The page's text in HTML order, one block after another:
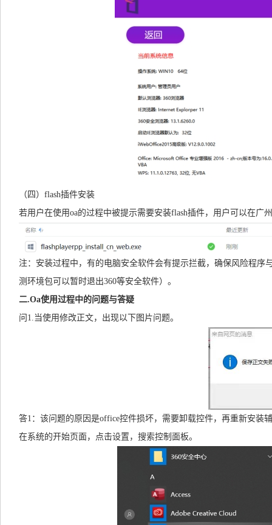
（四）flash插件安装
若用户在使用oa的过程中被提示需要安装flash插件，用户可以在
注：安装过程中，有的电脑安全软件会有提示拦截，确保风险程序
测环境包可以暂时退出360等安全软件）。
二.Oa使用过程中的问题与答疑
问1.当使用修改正文，出现以下图片问题。
答1：该问题的原因是office控件损坏，需要卸载控件，再重新安装
在系统的开始页面，点击设置，搜索控制面板。